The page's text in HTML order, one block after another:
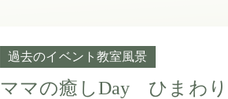
過去のイベント教室風景
ママの癒しDay ひまわ